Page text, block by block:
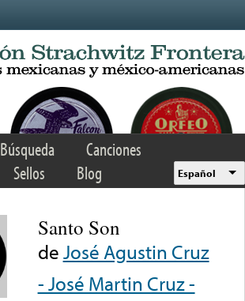
Búsqueda
Canciones
Sellos Blog Español
Santo Son
deJosé Agustin Cruz
- José Martin Cruz -